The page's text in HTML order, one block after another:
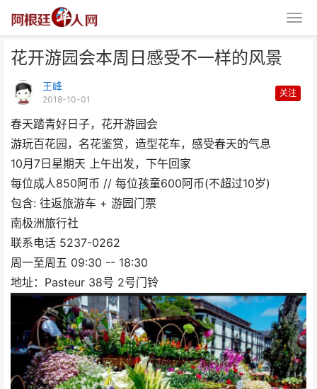
花开游园会本周日感受不一样的风景
王峰
2018-10-01
关注
春天踏青好日子，花开游园会
游玩百花园，名花鉴赏，造型花车，感受春天的气息
10月7日星期天 上午出发，下午回家
每位成人850阿币 // 每位孩童600阿币(不超过10岁)
包含: 往返旅游车 + 游园门票
南极洲旅行社
联系电话 5237-0262
周一至周五 09:30 -- 18:30
地址：Pasteur 38号 2号门铃
花开游园会本周日感受不一样的风
景